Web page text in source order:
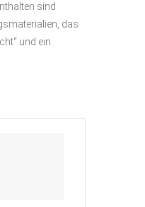
sind
das
und ein